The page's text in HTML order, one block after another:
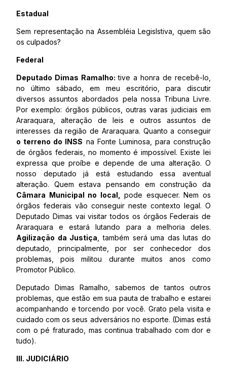
Estadual
Sem representação na Assembléia Legislstiva, quem são
os culpados?
Federal
Deputado Dimas Ramalho:tive a honra de recebê-lo,
no último sábado, em meu escritório, para discutir
diversos assuntos abordados pela nossa Tribuna Livre.
Por exemplo: órgãos públicos, outras varas judiciais em
Araraquara, alteração de leis e outros assuntos de
interesses da região de Araraquara. Quanto a conseguir
o terreno do INSS na Fonte Luminosa, para construção
de órgãos federais, no momento é impossível. Existe lei
expressa que proíbe e depende de uma alteração. O
nosso deputado já está estudando essa aventual
alteração. Quem estava pensando em construção da
Câmara Municipal no local, pode esquecer. Nem os
órgãos federais vão conseguir neste contexto legal. O
Deputado Dimas vai visitar todos os órgãos Federais de
Araraquara e estará lutando para a melhoria deles.
Agilização da Justiça , também será uma das lutas do
deputado, principalmente, por ser conhecedor dos
problemas, pois militou durante muitos anos como
Promotor Público.
Deputado Dimas Ramalho, sabemos de tantos outros
problemas, que estão em sua pauta de trabalho e estarei
acompanhando e torcendo por você. Grato pela visita e
cuidado com os seus adversários no esporte. (Dimas está
com o pé fraturado, mas continua trabalhado com dor e
tudo).
III. JUDICIÁRIO